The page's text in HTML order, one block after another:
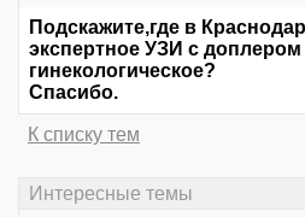
Подскажите,где в
экспертное УЗИ с доплером
гинекологическое?
Спасибо.
К списку тем
Интересные темы